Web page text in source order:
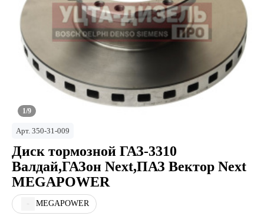
1/9
Арт. 350-31-009
Диск тормозной ГАЗ-3310
Валдай,ГАЗон Next,ПАЗ Вектор Next
MEGAPOWER
MEGAPOWER